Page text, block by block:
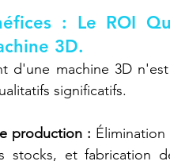
: Le ROI
3D.
d'une machine 3D
significatifs.
production :
stocks, et fabrication